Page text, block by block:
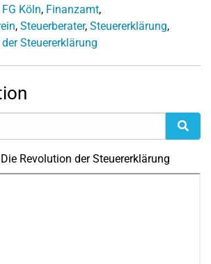
FG Köln, Finanzamt,
, Steuerberater, Steuererklärung,
Steuererklärung
Revolution der Steuererklärung